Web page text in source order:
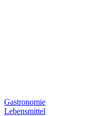
Gastronomie
Lebensmittel